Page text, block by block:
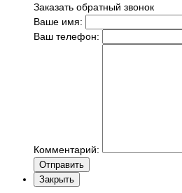
Заказать обратный звонок
Ваше имя:
Ваш телефон:
Комментарий:
Отправить
Закрыть